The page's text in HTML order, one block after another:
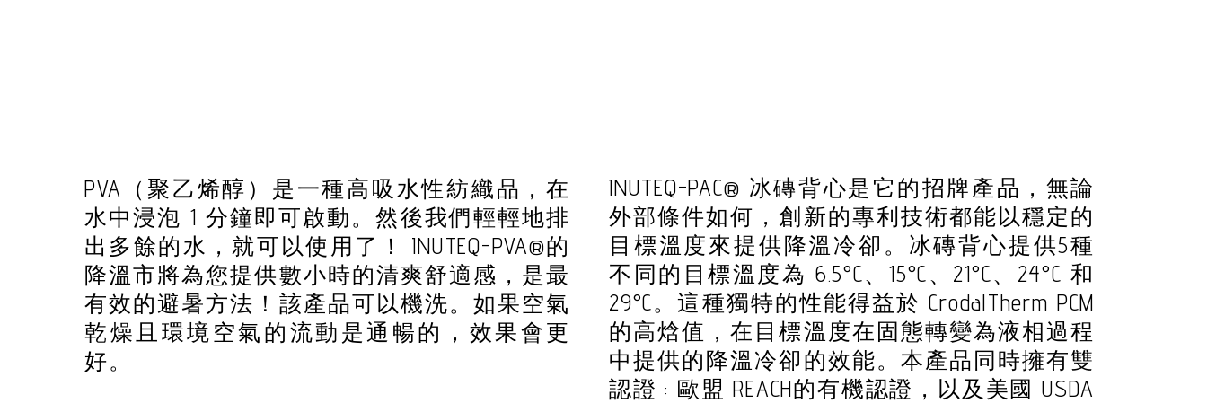
PVA（聚乙烯醇）是一種高吸水性紡織品，在
水中浸泡 1 分鐘即可啟動。然後我們輕輕地排
出多餘的水，就可以使用了！ INUTEQ-PVA®的
降溫市將為您提供數小時的清爽舒適感，是最
有效的避暑方法！該產品可以機洗。如果空氣
乾燥且環境空氣的流動是通暢的，效果會更
好。
INUTEQ-PAC® 冰磚背心是它的招牌產品，無論
外部條件如何，創新的專利技術都能以穩定的
目標溫度來提供降溫冷卻。冰磚背心提供5種
不同的目標溫度為 6.5°C、15°C、21°C、24°C 和
29°C。這種獨特的性能得益於 CrodalTherm PCM
的高焓值，在目標溫度在固態轉變為液相過程
中提供的降溫冷卻的效能。本產品同時擁有雙
認證 : 歐盟 REACH的有機認證，以及美國 USDA